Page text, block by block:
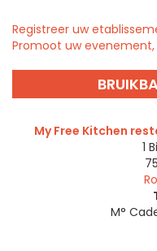
Registreer uw
Promoot uw evenement,
My Free Kitchen
1
M°